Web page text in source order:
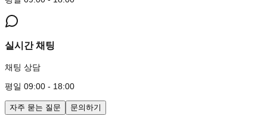
실시간 채팅
채팅 상담
평일 09:00 - 18:00
자주 묻는 질문 문의하기